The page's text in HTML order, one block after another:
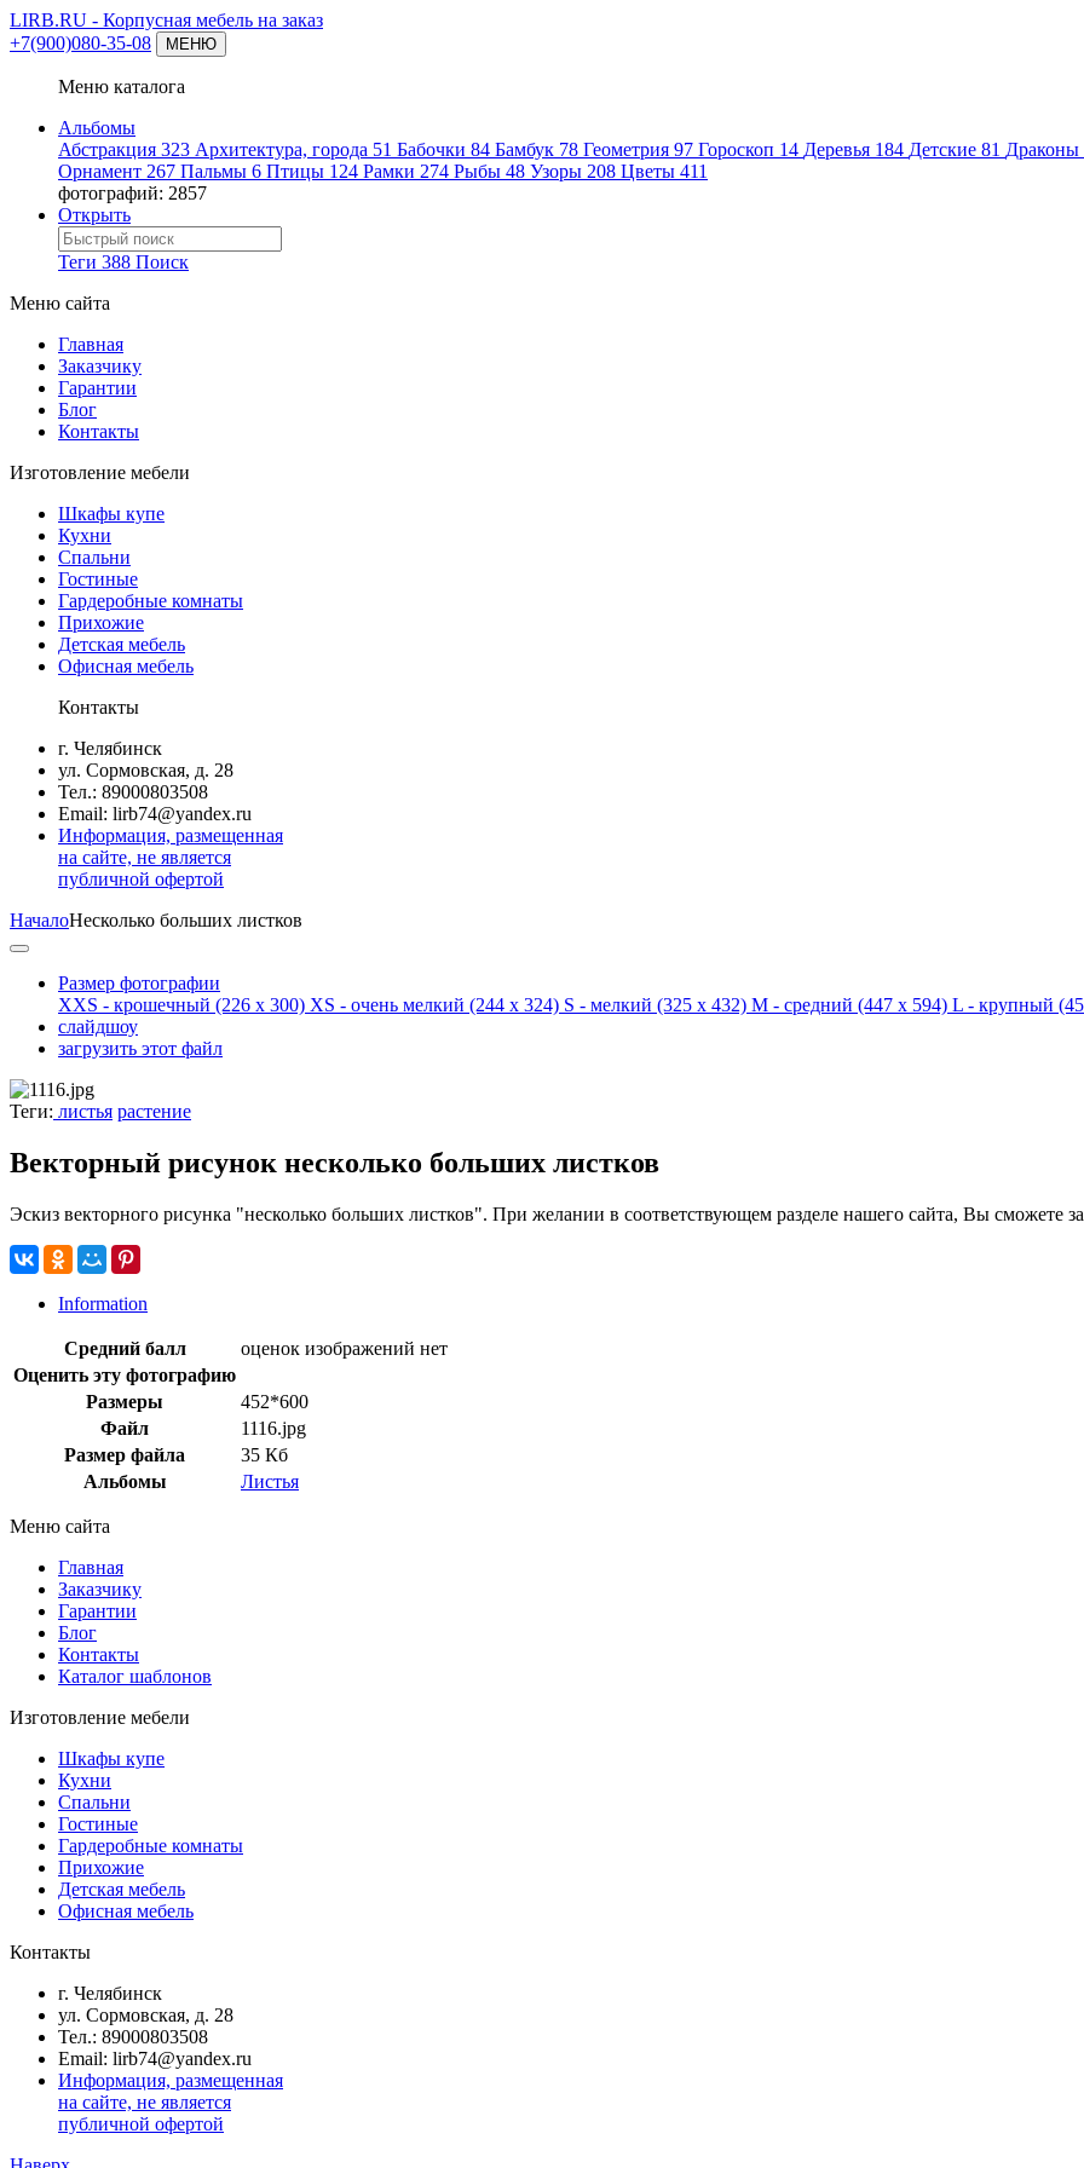
LIRB.RU - Корпусная мебель на заказ
+7(900)080-35-08
МЕНЮ
Меню каталога
Альбомы
Абстракция 323 Архитектура, города 51 Бабочки 84 Бамбук 78 Геометрия 97 Гороскоп 14 Деревья 184 Детские 81 Драконы
Орнамент 267 Пальмы 6 Птицы 124 Рамки 274 Рыбы 48 Узоры 208 Цветы 411
фотографий: 2857
Открыть
Теги 388 Поиск
Меню сайта
Главная
Заказчику
Гарантии
Блог
Контакты
Изготовление мебели
Шкафы купе
Кухни
Спальни
Гостиные
Гардеробные комнаты
Прихожие
Детская мебель
Офисная мебель
Контакты
г. Челябинск
ул. Сормовская, д. 28
Тел.: 89000803508
Email: lirb74@yandex.ru
Информация, размещенная
на сайте, не является
публичной офертой
НачалоНесколько больших листков
Размер фотографии
XXS - крошечный (226 x 300) XS - очень мелкий (244 x 324) S - мелкий (325 x 432) M - средний (447 x 594) L - крупный
слайдшоу
загрузить этот файл
Теги: листья растение
Векторный рисунок несколько больших листков
Эскиз векторного рисунка "несколько больших листков". При желании в соответствующем разделе нашего сайта, Вы сможете
Information
Средний балл
оценок изображений нет
Оценить эту фотографию
Размеры
452*600
Файл
1116.jpg
Размер файла
35 Кб
Альбомы
Листья
Меню сайта
Главная
Заказчику
Гарантии
Блог
Контакты
Каталог шаблонов
Изготовление мебели
Шкафы купе
Кухни
Спальни
Гостиные
Гардеробные комнаты
Прихожие
Детская мебель
Офисная мебель
Контакты
г. Челябинск
ул. Сормовская, д. 28
Тел.: 89000803508
Email: lirb74@yandex.ru
Информация, размещенная
на сайте, не является
публичной офертой